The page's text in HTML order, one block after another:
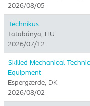
2026/08/05
Technikus
Tatabánya, HU
2026/07/12
Skilled Mechanical
Equipment
Espergærde, DK
2026/08/02